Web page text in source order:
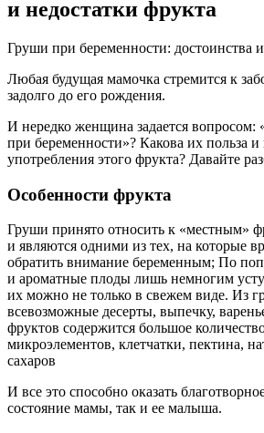
и недостатки фрукта
Груши при беременности: достоинства
Любая будущая мамочка стремится к
задолго до его рождения.
И нередко женщина задается вопросом:
при беременности»? Какова их польза
употребления этого фрукта? Давайте
Особенности фрукта
Груши принято относить к «местным»
и являются одними из тех, на которые
обратить внимание беременным; По
и ароматные плоды лишь немногим
их можно не только в свежем виде. Из
всевозможные десерты, выпечку,
фруктов содержится большое
микроэлементов, клетчатки, пектина,
сахаров
И все это способно оказать
состояние мамы, так и ее малыша.